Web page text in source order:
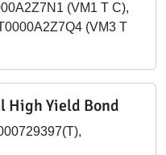
(VM1 T C),
(VM3 T
High Yield Bond